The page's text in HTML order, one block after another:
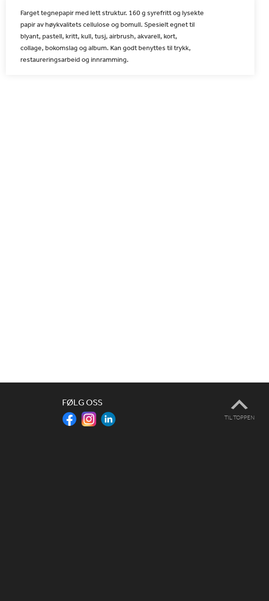
Farget tegnepapir med lett struktur. 160 g syrefritt og lysekte
papir av høykvalitets cellulose og bomull. Spesielt egnet til
blyant, pastell, kritt, kull, tusj, airbrush, akvarell, kort,
collage, bokomslag og album. Kan godt benyttes til trykk,
restaureringsarbeid og innramming.
FØLG OSS
TIL TOPPEN